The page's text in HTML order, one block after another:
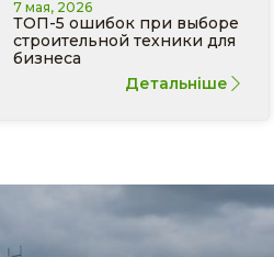
7 мая, 2026
ТОП-5 ошибок при выборе
строительной техники для
бизнеса
Детальніше